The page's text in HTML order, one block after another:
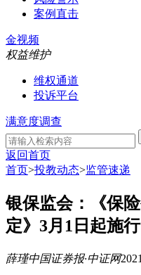
案例直击
金视频
权益维护
维权通道
投诉平台
满意度调查
返回首页
首页>投教动态>监管速递
银保监会：《保
定》3月1日起施行
薛瑾中国证券报·中证网